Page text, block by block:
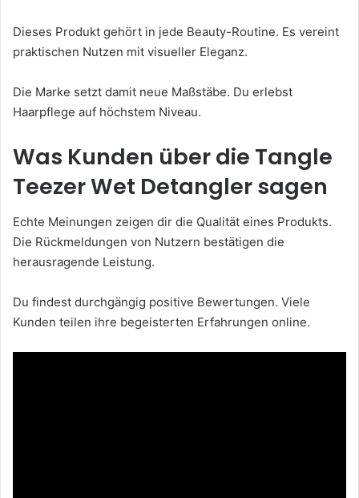
Dieses Produkt gehört in jede Beauty-Routine. Es vereint
praktischen Nutzen mit visueller Eleganz.
Die Marke setzt damit neue Maßstäbe. Du erlebst
Haarpflege auf höchstem Niveau.
Was Kunden über die Tangle
Teezer Wet Detangler sagen
Echte Meinungen zeigen dir die Qualität eines Produkts.
Die Rückmeldungen von Nutzern bestätigen die
herausragende Leistung.
Du findest durchgängig positive Bewertungen. Viele
Kunden teilen ihre begeisterten Erfahrungen online.